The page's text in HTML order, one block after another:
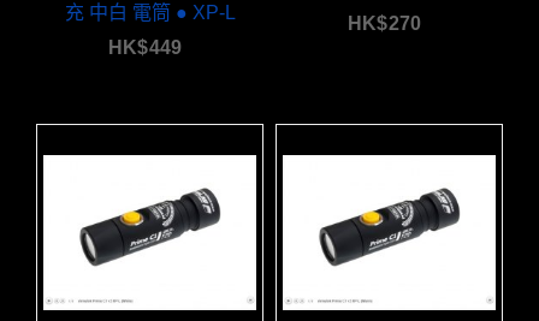
充 中白 電筒 ● XP-L
HK$449
HK$270